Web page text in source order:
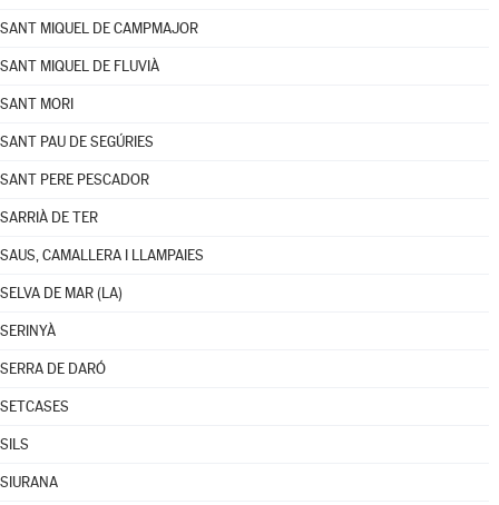
SANT MIQUEL DE CAMPMAJOR
SANT MIQUEL DE FLUVIÀ
SANT MORI
SANT PAU DE SEGÚRIES
SANT PERE PESCADOR
SARRIÀ DE TER
SAUS, CAMALLERA I LLAMPAIES
SELVA DE MAR (LA)
SERINYÀ
SERRA DE DARÓ
SETCASES
SILS
SIURANA